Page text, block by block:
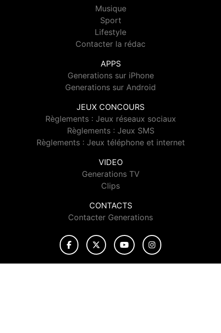
Musique
Sport
Lifestyle
Contacter la rédac
APPS
Generations sur iPhone
Generations sur Android
JEUX CONCOURS
Règlements : Jeux réseaux sociaux
Règlements : Jeux SMS
Règlements : Jeux téléphone et internet
VIDEO
Generations TV
Clips
CONTACTS
Contacter Generations